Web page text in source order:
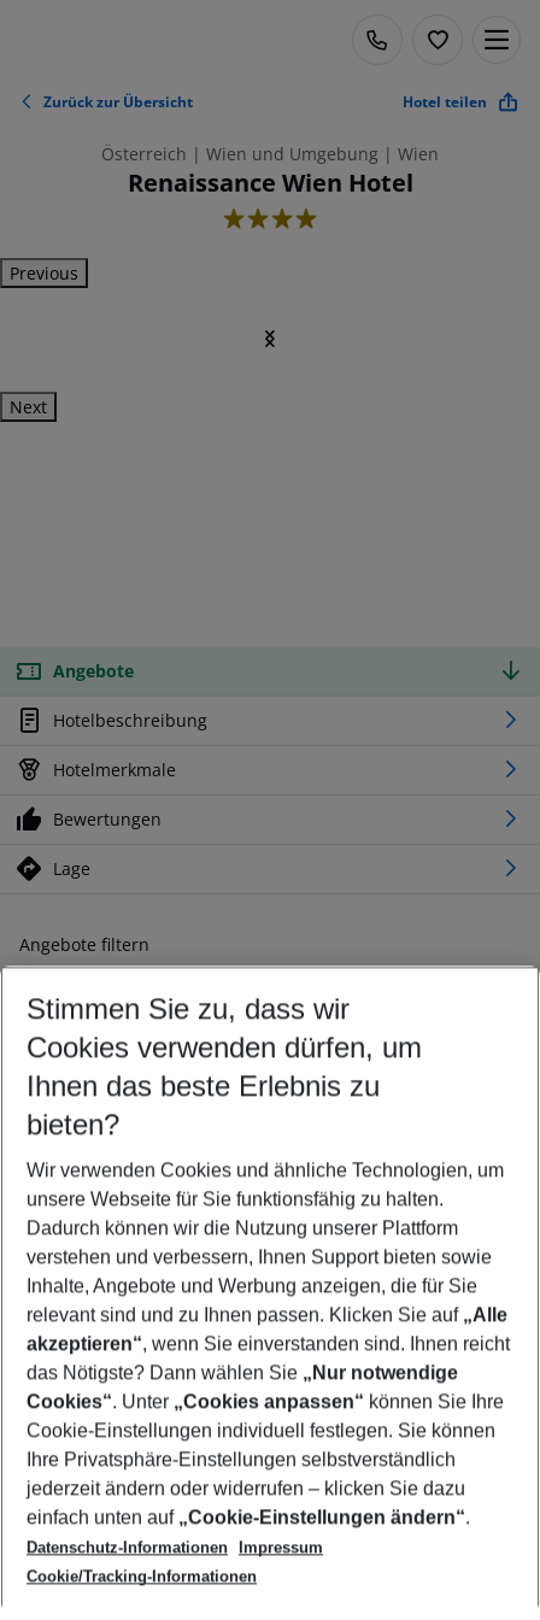
Zurück zur Übersicht Hotel teilen
Österreich | Wien und Umgebung | Wien
Renaissance Wien Hotel
4
Previous
Next
Angebote
Hotelbeschreibung
Hotelmerkmale
Bewertungen
Lage
Angebote filtern
Ändern Sie Ihre Kriterien nach Ihren Wünschen
Abflughafen wählen
Beliebiger Abflughafen
Reisezeitraum wählen
10.08.26– 08.08.27 5-8 Nächte
2 Erwachsene Keine Kinder
Mehr Filter anzeigen
Footer
Footer navigation
Über uns
AGB
Cookie-Einstellungen ändern
Cookie-Richtlinie
Datenschutz
Service & Hilfe
Barrierefreies Reisen
Check-in
Folgen Sie uns
Stimmen Sie zu, dass wir
Cookies verwenden dürfen, um
Ihnen das beste Erlebnis zu
bieten?
Wir verwenden Cookies und ähnliche Technologien, um
unsere Webseite für Sie funktionsfähig zu halten.
Dadurch können wir die Nutzung unserer Plattform
verstehen und verbessern, Ihnen Support bieten sowie
Inhalte, Angebote und Werbung anzeigen, die für Sie
relevant sind und zu Ihnen passen. Klicken Sie auf „Alle
akzeptieren“, wenn Sie einverstanden sind. Ihnen reicht
das Nötigste? Dann wählen Sie „Nur notwendige
Cookies“. Unter „Cookies anpassen“ können Sie Ihre
Cookie-Einstellungen individuell festlegen. Sie können
Ihre Privatsphäre-Einstellungen selbstverständlich
jederzeit ändern oder widerrufen – klicken Sie dazu
einfach unten auf „Cookie-Einstellungen ändern“.
Datenschutz-Informationen
Impressum
Cookie/Tracking-Informationen